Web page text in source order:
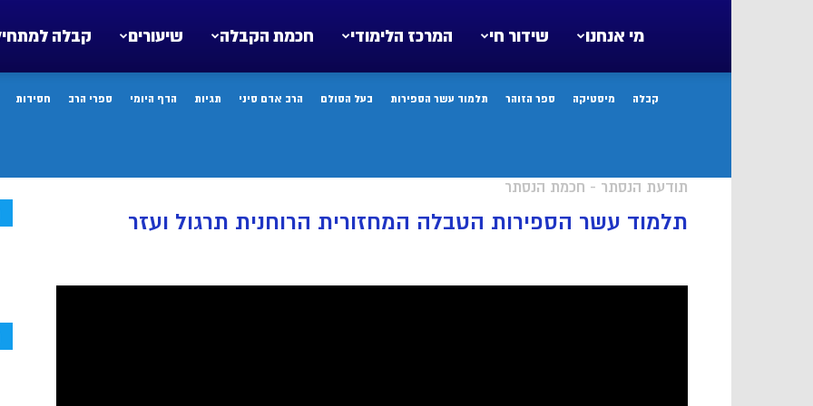
קבלה שיעורים חכמת הקבלה המרכז הלימודי שידור חי מי אנחנו
קבלה מיסטיקה ספר הזוהר תלמוד עשר הספירות בעל הסולם הרב אדם סיני תגיות הדף היומי ספרי הרב חסידות
תודעת הנסתר - חכמת הנסתר
תלמוד עשר הספירות הטבלה המחזורית הרוחנית תרגול ועזר